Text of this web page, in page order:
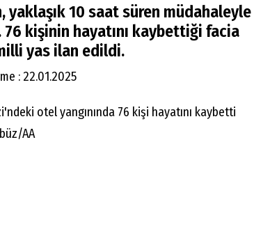
yaklaşık 10 saat süren müdahaleyle
76 kişinin hayatını kaybettiği facia
yas ilan edildi.
: 22.01.2025
AA